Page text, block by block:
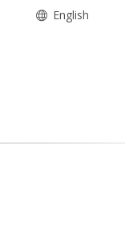
English